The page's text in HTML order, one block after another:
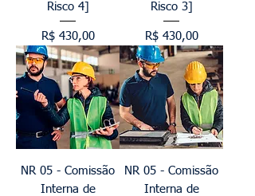
Risco 4]
Preço
R$ 430,00
Risco 3]
Preço
R$ 430,00
NR 05 - Comissão
Interna de
NR 05 - Comissão
Interna de